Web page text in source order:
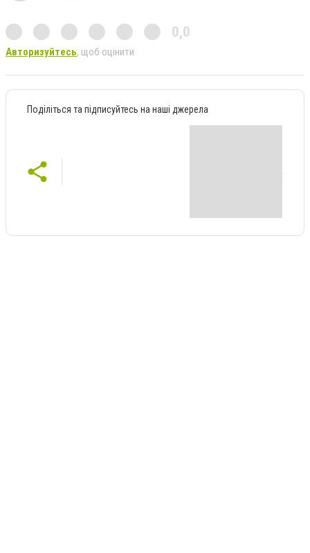
0,0
Авторизуйтесь, щоб оцінити
Поділіться та підписуйтесь на наші джерела